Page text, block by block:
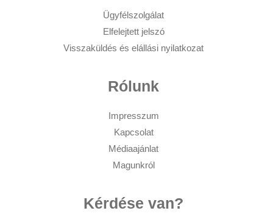
Ügyfélszolgálat
Elfelejtett jelszó
Visszaküldés és elállási nyilatkozat
Rólunk
Impresszum
Kapcsolat
Médiaajánlat
Magunkról
Kérdése van?